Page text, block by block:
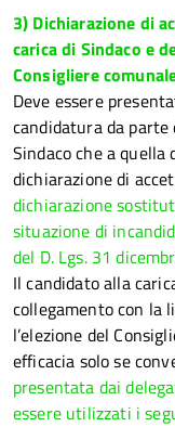
3) Dichiarazione di
carica di Sindaco e
Consigliere
Deve essere
candidatura da parte
Sindaco che a quella
dichiarazione di
dichiarazione
situazione di
del D. Lgs. 31
Il candidato alla
collegamento con la
l’elezione del
efficacia solo se
presentata dai
essere utilizzati i